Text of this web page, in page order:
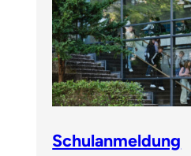
Schulanmeldung